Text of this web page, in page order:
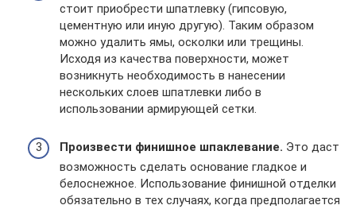
стоит приобрести шпатлевку (гипсовую,
цементную или иную другую). Таким образом
можно удалить ямы, осколки или трещины.
Исходя из качества поверхности, может
возникнуть необходимость в нанесении
нескольких слоев шпатлевки либо в
использовании армирующей сетки.
Произвести финишное шпаклевание. Это даст
возможность сделать основание гладкое и
белоснежное. Использование финишной отделки
обязательно в тех случаях, когда предполагается